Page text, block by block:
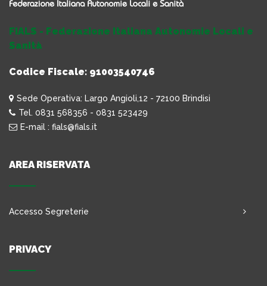
FIALS - Federazione Italiana Autonomie Locali e
Sanità
Codice Fiscale: 91003540746
Sede Operativa: Largo Angioli,12 - 72100 Brindisi
Tel. 0831 568356 - 0831 523429
E-mail : fials@fials.it
AREA RISERVATA
Accesso Segreterie
PRIVACY